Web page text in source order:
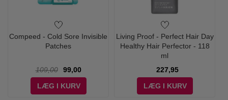
Compeed - Cold Sore Invisible
Patches
109,00
99,00
LÆG I KURV
Living Proof - Perfect Hair Day
Healthy Hair Perfector - 118
ml
227,95
LÆG I KURV